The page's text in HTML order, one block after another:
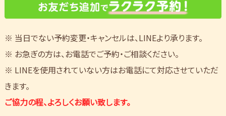
※ 当日でない予約変更・キャンセルは、LINEより承ります。
※ お急ぎの方は、お電話でご予約・ご相談ください。
※ LINEを使用されていない方はお電話にて対応させていただ
きます。
ご協力の程、よろしくお願い致します。